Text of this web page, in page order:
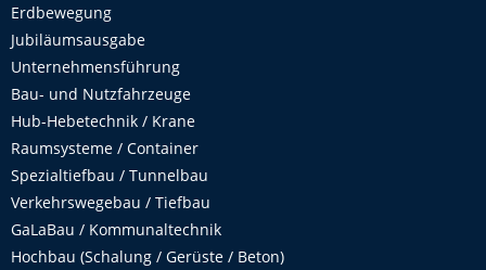
Erdbewegung
Jubiläumsausgabe
Unternehmensführung
Bau- und Nutzfahrzeuge
Hub-Hebetechnik / Krane
Raumsysteme / Container
Spezialtiefbau / Tunnelbau
Verkehrswegebau / Tiefbau
GaLaBau / Kommunaltechnik
Hochbau (Schalung / Gerüste / Beton)